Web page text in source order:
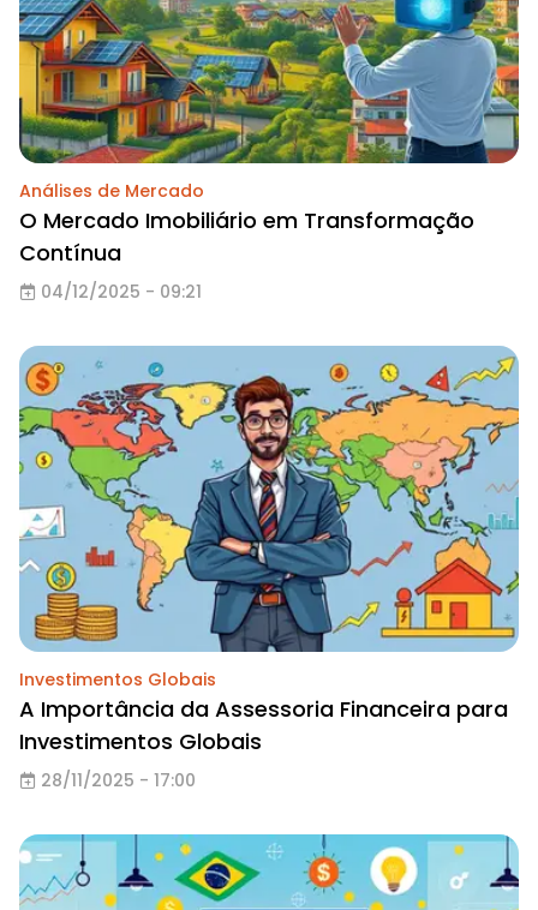
Análises de Mercado
O Mercado Imobiliário em Transformação
Contínua
04/12/2025 - 09:21
Investimentos Globais
A Importância da Assessoria Financeira para
Investimentos Globais
28/11/2025 - 17:00